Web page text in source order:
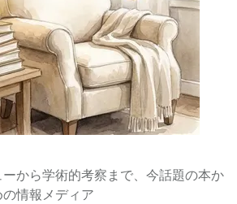
から学術的考察まで、今話題の本か
情報メディア